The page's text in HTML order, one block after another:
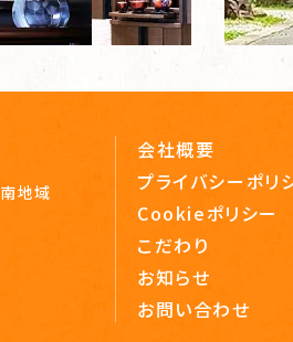
地域
会社概要
プライバシーポリ
Cookieポリシー
こだわり
お知らせ
お問い合わせ